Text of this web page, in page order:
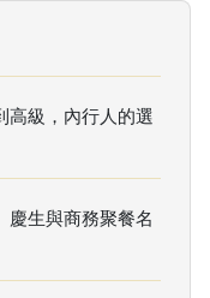
高級，內行人的選
慶生與商務聚餐名